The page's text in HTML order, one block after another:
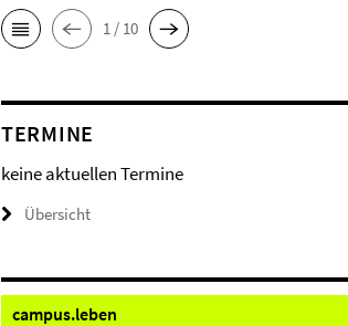
1 / 10
TERMINE
keine aktuellen Termine
Übersicht
campus.leben